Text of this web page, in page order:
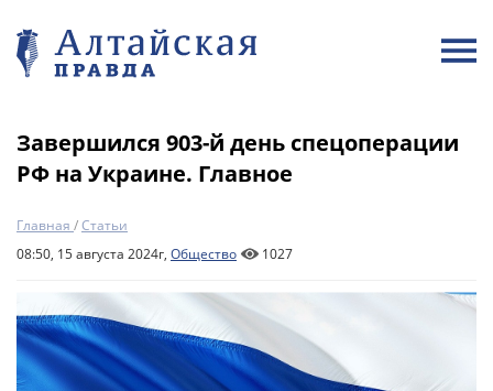
Завершился 903-й день спецоперации
РФ на Украине. Главное
Главная /Статьи
08:50, 15 августа 2024г, Общество 1027